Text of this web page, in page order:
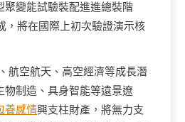
聚變能試驗裝配進進總裝階
，將在國際上初次驗證演示核
航空航天、高空經濟等成長潛
物制造、具身智能等遠景遼
養感情興支柱財產，將無力支